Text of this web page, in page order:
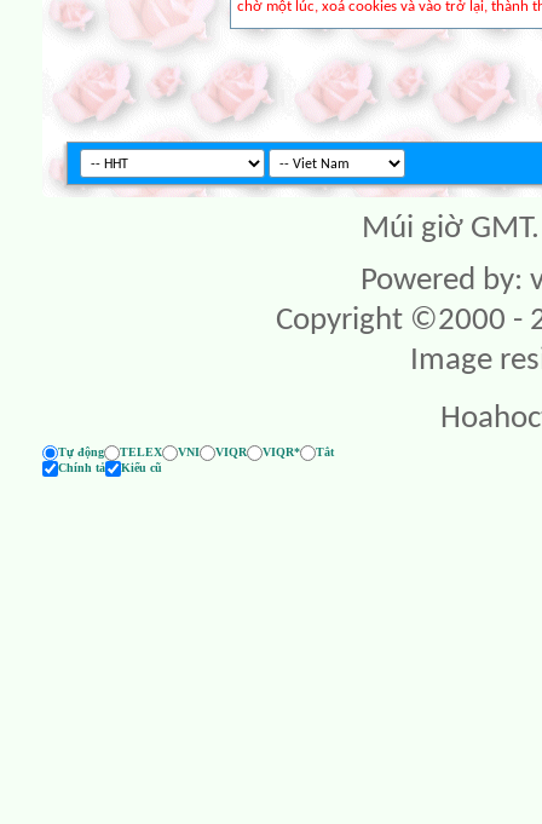
chờ một lúc, xoá cookies và vào trở lại, thành
Múi giờ
Powered by:
Copyright ©2000 -
Image
Tự động TELEX VNI VIQR VIQR*
Tắt
Chính tả
Kiểu cũ